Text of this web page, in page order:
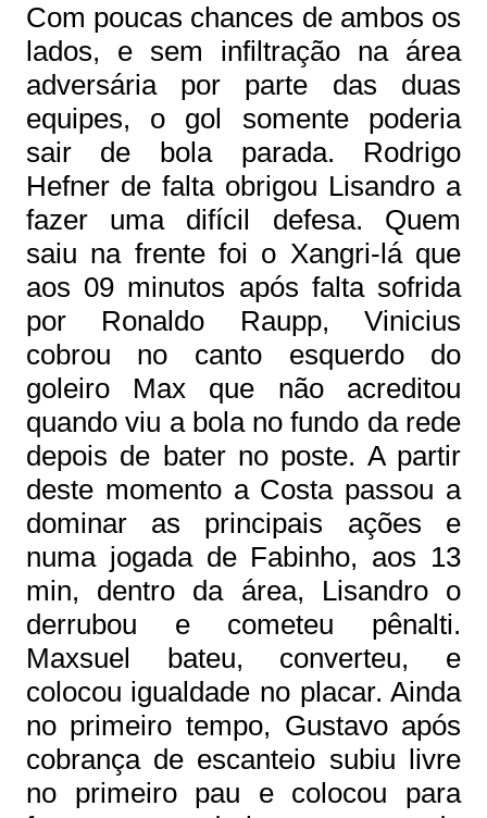
Com poucas chances de ambos os
lados, e sem infiltração na área
adversária por parte das duas
equipes, o gol somente poderia
sair de bola parada. Rodrigo
Hefner de falta obrigou Lisandro a
fazer uma difícil defesa. Quem
saiu na frente foi o Xangri-lá que
aos 09 minutos após falta sofrida
por Ronaldo Raupp, Vinicius
cobrou no canto esquerdo do
goleiro Max que não acreditou
quando viu a bola no fundo da rede
depois de bater no poste. A partir
deste momento a Costa passou a
dominar as principais ações e
numa jogada de Fabinho, aos 13
min, dentro da área, Lisandro o
derrubou e cometeu pênalti.
Maxsuel bateu, converteu, e
colocou igualdade no placar. Ainda
no primeiro tempo, Gustavo após
cobrança de escanteio subiu livre
no primeiro pau e colocou para